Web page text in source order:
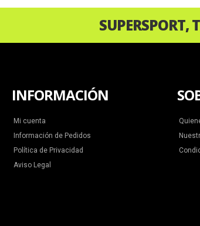
SUPERSPORT,
INFORMACIÓN
Mi cuenta
Información de Pedidos
Política de Privacidad
Aviso Legal